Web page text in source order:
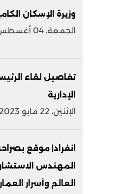
وزيرة الإسكان
الجمعة، 04 أغسطس 2023 12:06 م
تفاصيل لقاء
الإدارية
الإثنين، 22 مايو 2023 05:59 م
انفراد| موقع
المهندس
العالم وأسرار